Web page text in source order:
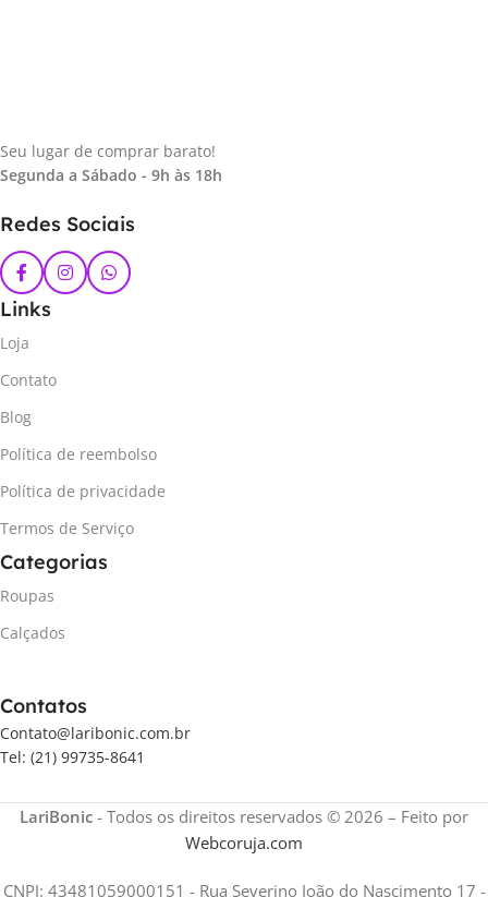
Seu lugar de comprar barato!
Segunda a Sábado - 9h às 18h
Redes Sociais
Links
Loja
Contato
Blog
Política de reembolso
Política de privacidade
Termos de Serviço
Categorias
Roupas
Calçados
Contatos
Contato@laribonic.com.br
Tel: (21) 99735-8641
LariBonic - Todos os direitos reservados © 2026 – Feito por
Webcoruja.com
CNPJ: 43481059000151 - Rua Severino João do Nascimento 17 -